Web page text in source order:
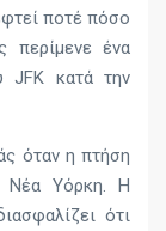
ποτέ πόσο
περίμενε ένα
JFK κατά την
όταν η πτήση
Νέα Υόρκη. Η
ότι